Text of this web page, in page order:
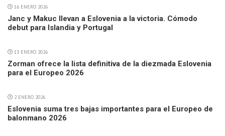
16 ENERO 2026
Janc y Makuc llevan a Eslovenia a la victoria. Cómodo
debut para Islandia y Portugal
13 ENERO 2026
Zorman ofrece la lista definitiva de la diezmada Eslovenia
para el Europeo 2026
2 ENERO 2026
Eslovenia suma tres bajas importantes para el Europeo de
balonmano 2026